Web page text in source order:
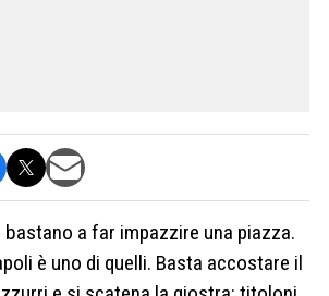
a far impazzire una piazza.
è uno di quelli. Basta accostare il